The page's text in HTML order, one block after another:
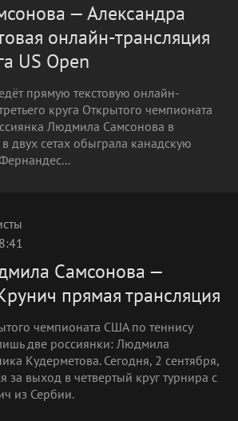
— Александра
онлайн-трансляция
US Open
прямую текстовую онлайн-
круга Открытого чемпионата
Людмила Самсонова в
двух сетах обыграла канадскую
Самсонова —
прямая трансляция
чемпионата США по теннису
две россиянки: Людмила
Кудерметова. Сегодня, 2 сентября,
выход в четвертый круг турнира с
из Сербии.